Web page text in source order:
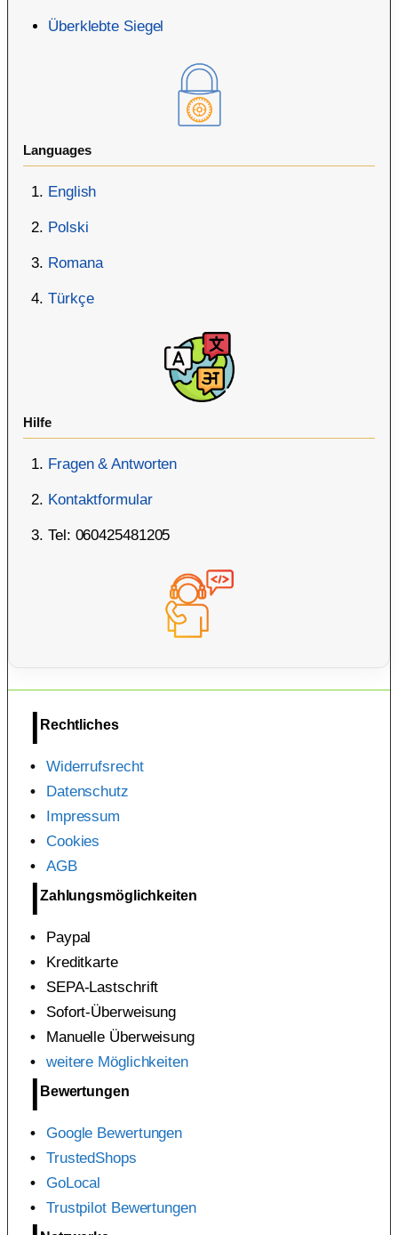
Überklebte Siegel
Languages
English
Polski
Romana
Türkçe
Hilfe
Fragen & Antworten
Kontaktformular
Tel: 060425481205
Rechtliches
Widerrufsrecht
Datenschutz
Impressum
Cookies
AGB
Zahlungsmöglichkeiten
Paypal
Kreditkarte
SEPA-Lastschrift
Sofort-Überweisung
Manuelle Überweisung
weitere Möglichkeiten
Bewertungen
Google Bewertungen
TrustedShops
GoLocal
Trustpilot Bewertungen